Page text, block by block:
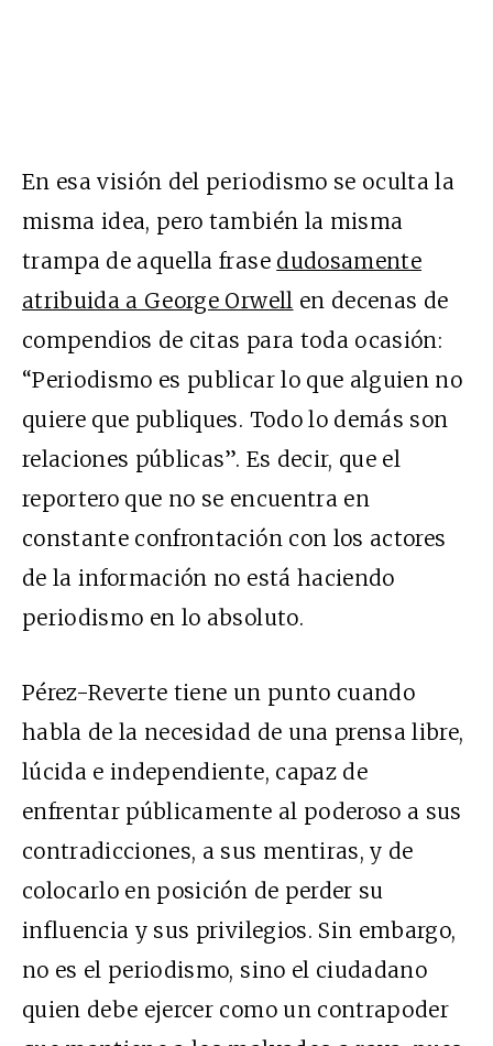
En esa visión del periodismo se oculta la
misma idea, pero también la misma
trampa de aquella frase dudosamente
atribuida a George Orwell en decenas de
compendios de citas para toda ocasión:
“Periodismo es publicar lo que alguien no
quiere que publiques. Todo lo demás son
relaciones públicas”. Es decir, que el
reportero que no se encuentra en
constante confrontación con los actores
de la información no está haciendo
periodismo en lo absoluto.
Pérez-Reverte tiene un punto cuando
habla de la necesidad de una prensa libre,
lúcida e independiente, capaz de
enfrentar públicamente al poderoso a sus
contradicciones, a sus mentiras, y de
colocarlo en posición de perder su
influencia y sus privilegios. Sin embargo,
no es el periodismo, sino el ciudadano
quien debe ejercer como un contrapoder